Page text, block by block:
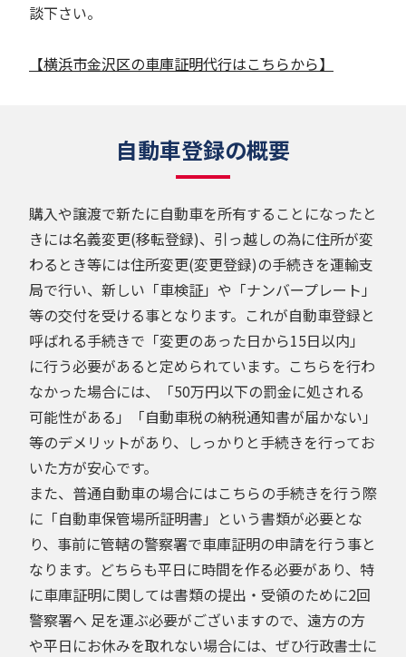
談下さい。
【横浜市金沢区の車庫証明代行はこちらから】
自動車登録の概要
購入や譲渡で新たに自動車を所有することになったと
きには名義変更(移転登録)、引っ越しの為に住所が変
わるとき等には住所変更(変更登録)の手続きを運輸支
局で行い、新しい「車検証」や「ナンバープレート」
等の交付を受ける事となります。これが自動車登録と
呼ばれる手続きで「変更のあった日から15日以内」
に行う必要があると定められています。こちらを行わ
なかった場合には、「50万円以下の罰金に処される
可能性がある」「自動車税の納税通知書が届かない」
等のデメリットがあり、しっかりと手続きを行ってお
いた方が安心です。
また、普通自動車の場合にはこちらの手続きを行う際
に「自動車保管場所証明書」という書類が必要とな
り、事前に管轄の警察署で車庫証明の申請を行う事と
なります。どちらも平日に時間を作る必要があり、特
に車庫証明に関しては書類の提出・受領のために2回
警察署へ 足を運ぶ必要がございますので、遠方の方
や平日にお休みを取れない場合には、ぜひ行政書士に